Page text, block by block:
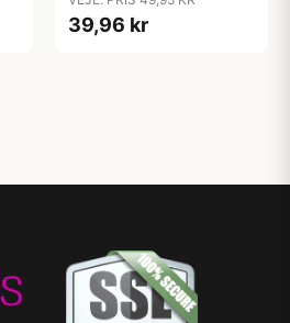
Petrol
39,96 kr